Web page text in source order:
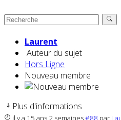
Laurent
Auteur du sujet
Hors Ligne
Nouveau membre
Plus d'informations
il y a 15 ans 2 semaines#88 par